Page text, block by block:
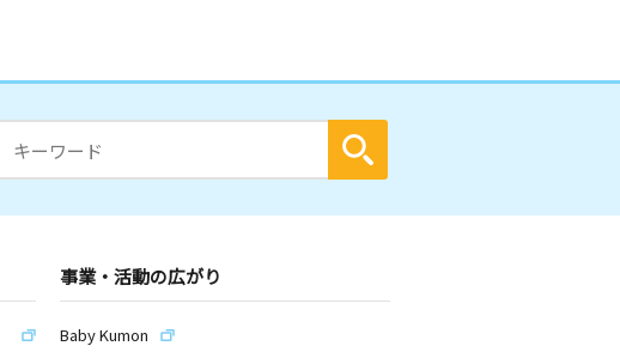
事業・活動の広がり
Baby Kumon